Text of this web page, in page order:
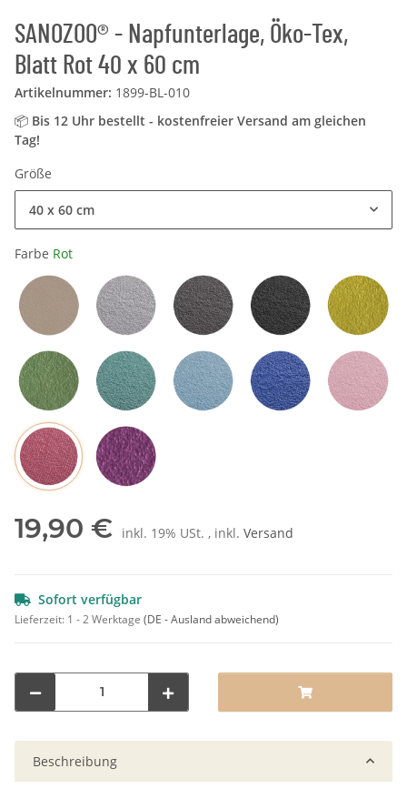
SANOZOO® - Napfunterlage, Öko-Tex,
Blatt Rot 40 x 60 cm
Artikelnummer: 1899-BL-010
📦 Bis 12 Uhr bestellt - kostenfreier Versand am gleichen
Tag!
Größe
40 x 60 cm
Farbe Rot
Sand / BeigeHellgrau Grau Schwarz
Olivgrün Petrol
19,90 € inkl. 19% USt. , inkl. Versand
Sofort verfügbar
Lieferzeit: 1 - 2 Werktage (DE - Ausland abweichend)
Beschreibung